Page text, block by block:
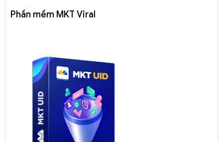
Phần mềm MKT Viral